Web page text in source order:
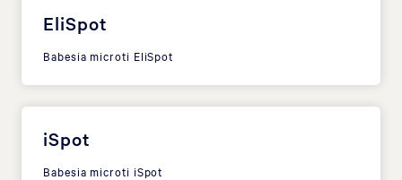
EliSpot
Babesia microti EliSpot
iSpot
Babesia microti iSpot